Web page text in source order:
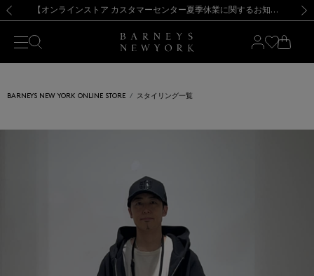
新規登録のお客様も対象！＜MY BARNEYS＞会員のお客様は11,000円（税込）以上のお買上げで常時送料無料！お買い物の際は会員登録を！
【夏季休業に伴う出荷一時停止のお知らせ】(2026.8.7) 【オンラインストア カスタマーセンター夏季休業に関するお知らせ】（2026.8.7）
【夏季休業に伴う返品・交換承り一時停止のお知らせ】（2026.8.5）
熊本県を中心とした地震の影響によるお荷物のお届けについて
【開催中】SUMMER SALEのご案内・ご注意事項 新規登録のお客様も対象！＜MY BARNEYS＞会員のお客様は11,000円（税込）以上のお買上げで常時送料無料！お買い物の際は会員登録を！
【夏季休業に伴う出荷一時停止のお知らせ】(2026.8.7)
BARNEYS NEW YORK ONLINE STORE スタイリング一覧